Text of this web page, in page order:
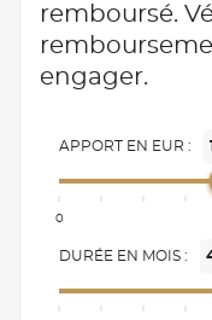
remboursé.
engager.
APPORT EN EUR :
0
DURÉE EN MOIS :